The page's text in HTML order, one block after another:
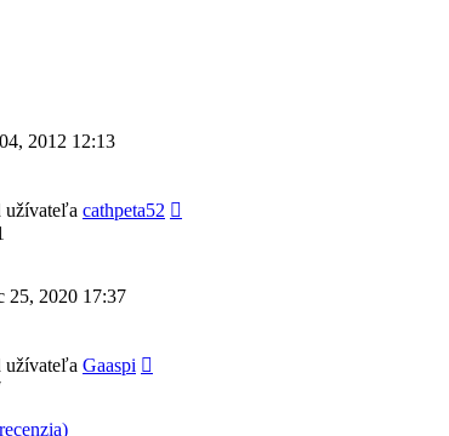
2012 12:13
užívateľa cathpeta52
25, 2020 17:37
užívateľa Gaaspi